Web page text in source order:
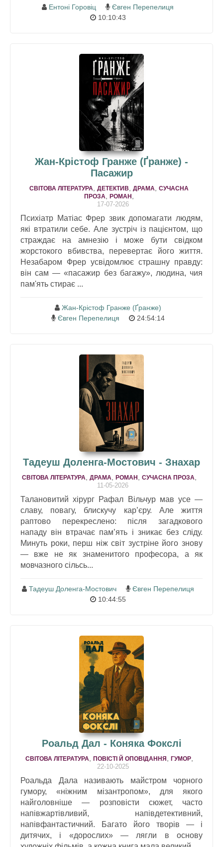
Ентоні Горовіц
Євген Перепелиця
10:10:43
Жан-Крістоф Гранже (Ґранже) -
Пасажир
СВІТОВА ЛІТЕРАТУРА ДЕТЕКТИВ ДРАМA СУЧАСНА
ПРОЗА
РОМАН
17-07-2026
Психіатр Матіас Фрер звик допомагати людям,
які втратили себе. Але зустріч із пацієнтом, що
страждає на амнезію і може бути свідком
жорстокого вбивства, перевертає його життя.
Незабаром Фрер усвідомлює страшну правду:
він сам — «пасажир без багажу», людина, чия
пам'ять стирає ...
Жан-Крістоф Гранже (Ґранже)
Євген Перепелиця
24:54:14
Тадеуш Доленга-Мостович - Знахар
СВІТОВА ЛІТЕРАТУРА ДРАМA РОМАН СУЧАСНА ПРОЗА
11-05-2026
Талановитий хірург Рафал Вільчур мав усе —
славу, повагу, блискучу кар’єру. Але життя
раптово перекреслено: після загадкового
нападу він втрачає пам’ять і зникає без сліду.
Минуть роки, перш ніж світ зустріне його знову
— вже не як знаменитого професора, а як
мовчазного сільсь...
Тадеуш Доленга-Мостович
Євген Перепелиця
10:44:55
Роальд Дал - Коняка Фокслі
СВІТОВА ЛІТЕРАТУРА ПОВІСТІ Й ОПОВІДАННЯ ГУМОР,
22-10-2025
Роальда Дала називають майстром чорного
гумору, «ніжним мізантропом», для якого
найголовніше — розповісти сюжет, часто
напівжартівливий, напівдетективний,
напівфантастичний. Багато його творів — і
дитячих, і «дорослих» — лягли в основу